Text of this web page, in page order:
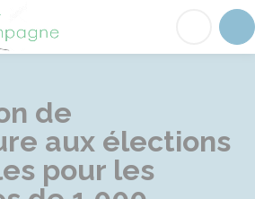
Angeac-Champagne
de
aux élections
pour les